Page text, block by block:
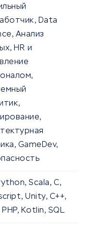
Data
Анализ
HR и
GameDev,
Scala, C,
Unity, C++,
PHP, Kotlin, SQL